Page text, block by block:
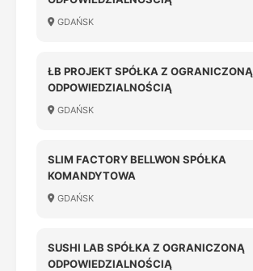
GDAŃSK
ŁB PROJEKT SPÓŁKA Z OGRANICZONĄ
ODPOWIEDZIALNOŚCIĄ
GDAŃSK
SLIM FACTORY BELLWON SPÓŁKA
KOMANDYTOWA
GDAŃSK
SUSHI LAB SPÓŁKA Z OGRANICZONĄ
ODPOWIEDZIALNOŚCIĄ